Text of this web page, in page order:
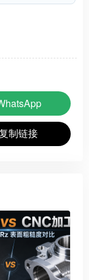
制链接